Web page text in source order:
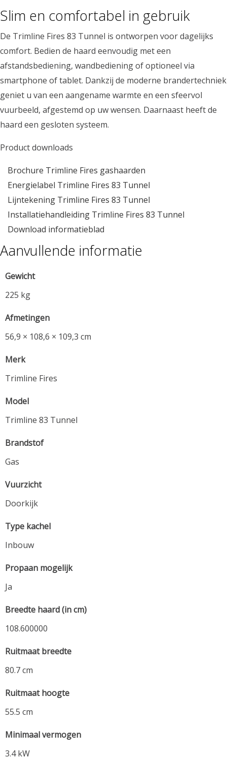
Slim en comfortabel in gebruik
De Trimline Fires 83 Tunnel is ontworpen voor dagelijks
comfort. Bedien de haard eenvoudig met een
afstandsbediening, wandbediening of optioneel via
smartphone of tablet. Dankzij de moderne brandertechniek
geniet u van een aangename warmte en een sfeervol
vuurbeeld, afgestemd op uw wensen. Daarnaast heeft de
haard een gesloten systeem.
Product downloads
Brochure Trimline Fires gashaarden
Energielabel Trimline Fires 83 Tunnel
Lijntekening Trimline Fires 83 Tunnel
Installatiehandleiding Trimline Fires 83 Tunnel
Download informatieblad
Aanvullende informatie
Gewicht
225 kg
Afmetingen
56,9 × 108,6 × 109,3 cm
Merk
Trimline Fires
Model
Trimline 83 Tunnel
Brandstof
Gas
Vuurzicht
Doorkijk
Type kachel
Inbouw
Propaan mogelijk
Ja
Breedte haard (in cm)
108.600000
Ruitmaat breedte
80.7 cm
Ruitmaat hoogte
55.5 cm
Minimaal vermogen
3.4 kW